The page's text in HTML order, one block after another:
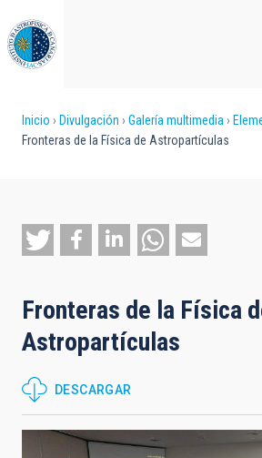
al
contenido
principal
Sobrescribir
ayuda
a
navegación
Inicio Divulgación Galería multimedia
Fronteras de la Física de Astropartículas
Fronteras de la Física
Astropartículas
DESCARGAR